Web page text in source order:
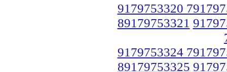
9179753320
89179753321
9179753324
89179753325